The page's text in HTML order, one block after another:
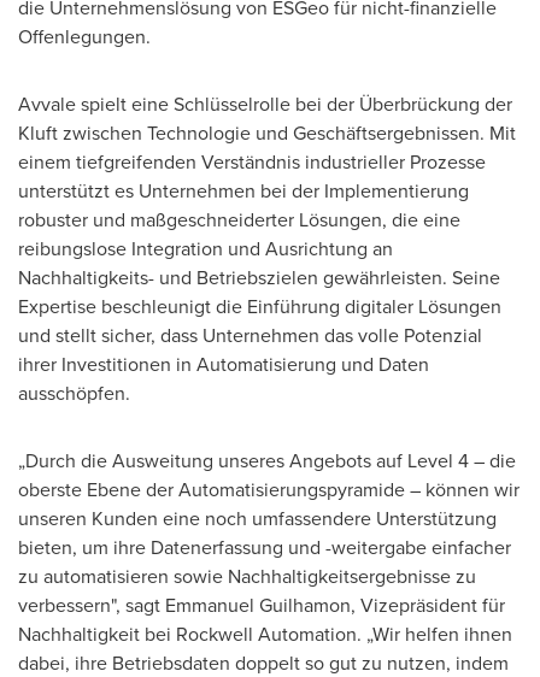
die Unternehmenslösung von ESGeo für nicht-finanzielle
Offenlegungen.
Avvale spielt eine Schlüsselrolle bei der Überbrückung der
Kluft zwischen Technologie und Geschäftsergebnissen. Mit
einem tiefgreifenden Verständnis industrieller Prozesse
unterstützt es Unternehmen bei der Implementierung
robuster und maßgeschneiderter Lösungen, die eine
reibungslose Integration und Ausrichtung an
Nachhaltigkeits- und Betriebszielen gewährleisten. Seine
Expertise beschleunigt die Einführung digitaler Lösungen
und stellt sicher, dass Unternehmen das volle Potenzial
ihrer Investitionen in Automatisierung und Daten
ausschöpfen.
„Durch die Ausweitung unseres Angebots auf Level 4 – die
oberste Ebene der Automatisierungspyramide – können wir
unseren Kunden eine noch umfassendere Unterstützung
bieten, um ihre Datenerfassung und -weitergabe einfacher
zu automatisieren sowie Nachhaltigkeitsergebnisse zu
verbessern", sagt Emmanuel Guilhamon, Vizepräsident für
Nachhaltigkeit bei Rockwell Automation. „Wir helfen ihnen
dabei, ihre Betriebsdaten doppelt so gut zu nutzen, indem